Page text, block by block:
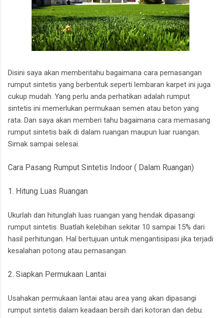
Disini saya akan memberitahu bagaimana cara pemasangan
rumput sintetis yang berbentuk seperti lembaran karpet ini juga
cukup mudah. Yang perlu anda perhatikan adalah rumput
sintetis ini memerlukan permukaan semen atau beton yang
rata. Dan saya akan memberi tahu bagaimana cara memasang
rumput sintetis baik di dalam ruangan maupun luar ruangan.
Simak sampai selesai.
Cara Pasang Rumput Sintetis Indoor ( Dalam Ruangan)
1. Hitung Luas Ruangan
Ukurlah dan hitunglah luas ruangan yang hendak dipasangi
rumput sintetis. Buatlah kelebihan sekitar 10 sampai 15% dari
hasil perhitungan. Hal bertujuan untuk mengantisipasi jika terjadi
kesalahan potong atau pemasangan.
2. Siapkan Permukaan Lantai
Usahakan permukaan lantai atau area yang akan dipasangi
rumput sintetis dalam keadaan bersih dari kotoran dan debu.